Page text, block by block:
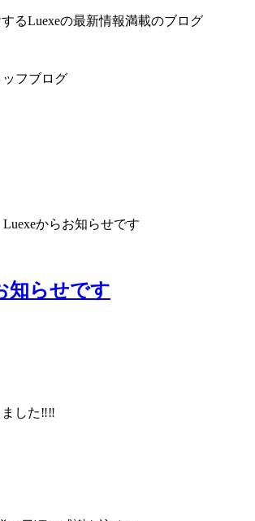
るLuexeの最新情報満載のブログ
ッフブログ
Luexeからお知らせです
知らせです
した‼︎‼︎